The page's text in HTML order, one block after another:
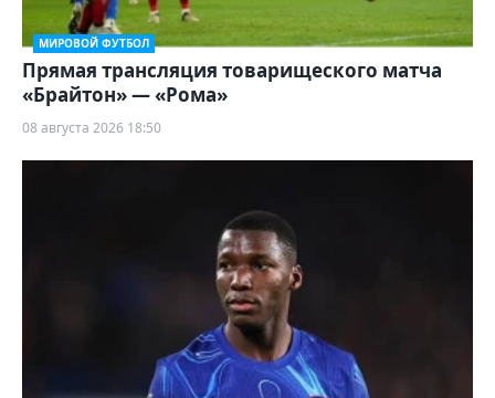
МИРОВОЙ ФУТБОЛ
Прямая трансляция товарищеского матча
«Брайтон» — «Рома»
08 августа 2026 18:50